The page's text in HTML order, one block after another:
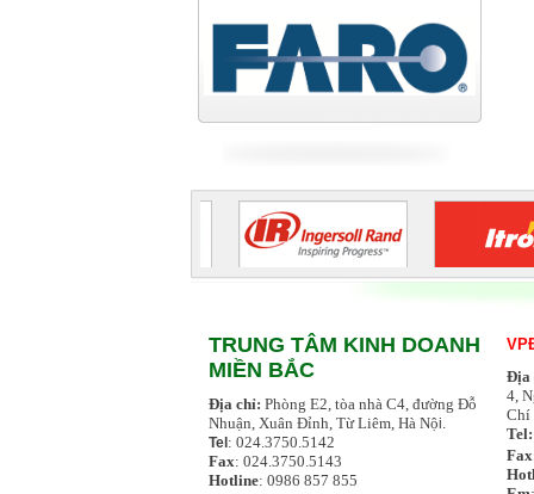
TRUNG TÂM KINH DOANH
MIỀN BẮC
Địa chỉ: Phòng E2, tòa nhà C4, đường Đỗ
Nhuận, Xuân Đỉnh, Từ Liêm, Hà Nội.
Tel: 024.3750.5142
Fax: 024.3750.5143
Hotline: 0986 857 855
Địa
4,
Chí
Tel: